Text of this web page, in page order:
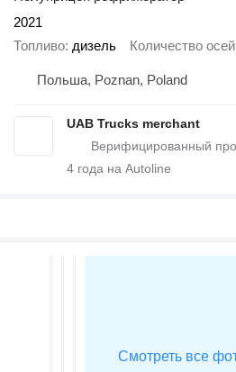
2021
Топливо дизель Количество осей
Польша, Poznan, Poland
UAB Trucks merchant
4 года на Autoline